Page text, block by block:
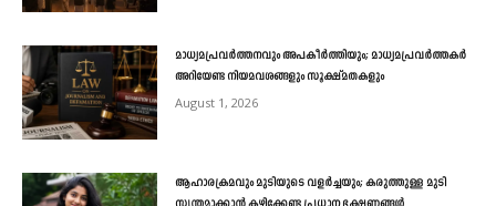
മാധ്യമപ്രവർത്തനവും അപകീർത്തിയും; മാധ്യമപ്രവർത്തകർ
അറിയേണ്ട നിയമവശങ്ങളും സൂക്ഷ്മതകളും
August 1, 2026
ആഹാരക്രമവും മുടിയുടെ വളർച്ചയും; കരുത്തുള്ള മുടി